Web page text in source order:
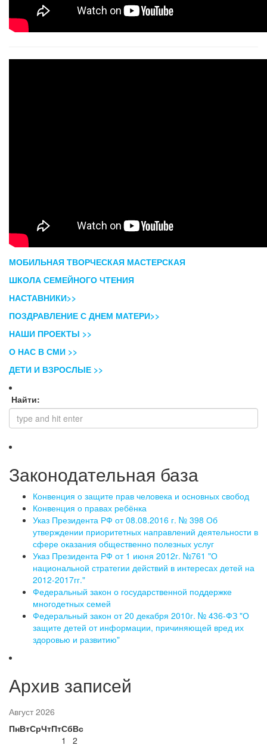
МОБИЛЬНАЯ ТВОРЧЕСКАЯ МАСТЕРСКАЯ
ШКОЛА СЕМЕЙНОГО ЧТЕНИЯ
НАСТАВНИКИ>>
ПОЗДРАВЛЕНИЕ С ДНЕМ МАТЕРИ>>
НАШИ ПРОЕКТЫ >>
О НАС В СМИ >>
ДЕТИ И ВЗРОСЛЫЕ >>
Найти:
Законодательная база
Конвенция о защите прав человека и основных свобод
Конвенция о правах ребёнка
Указ Президента РФ от 08.08.2016 г. № 398 Об
утверждении приоритетных направлений деятельности в
сфере оказания общественно полезных услуг
Указ Президента РФ от 1 июня 2012г. №761 "О
национальной стратегии действий в интересах детей на
2012-2017гг."
Федеральный закон о государственной поддержке
многодетных семей
Федеральный закон от 20 декабря 2010г. № 436-ФЗ "О
защите детей от информации, причиняющей вред их
здоровью и развитию"
Архив записей
Август 2026
ПнВтСрЧтПтСбВс
1
2